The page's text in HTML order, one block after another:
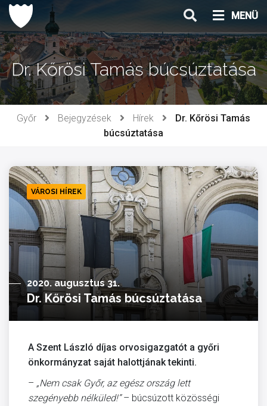
Ugrás
tartalomhoz
MENÜ
Dr. Kőrösi Tamás búcsúztatása
Győr Bejegyzések Hírek
Dr. Kőrösi Tamás
búcsúztatása
VÁROSI HÍREK
2020. augusztus 31.
Dr. Kőrösi Tamás búcsúztatása
A Szent László díjas orvosigazgatót a győri
önkormányzat saját halottjának tekinti.
– „Nem csak Győr, az egész ország lett
szegényebb nélküled!”– búcsúzott közösségi